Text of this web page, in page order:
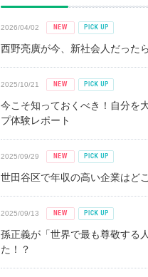
2026/04/02
西野亮廣が今、新社会人だった
2025/10/21
今こそ知っておくべき！自分を
プ体験レポート
2025/09/29
世田谷区で年収の高い企業はど
2025/09/13
孫正義が「世界で最も尊敬する
た！？